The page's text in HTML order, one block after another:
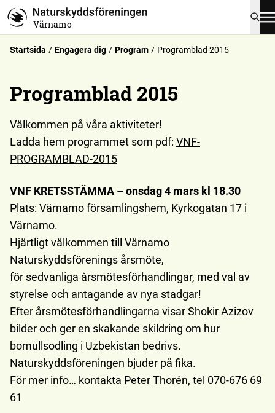
Värnamo
Startsida Engagera dig Program Programblad 2015
Programblad 2015
Välkommen på våra aktiviteter!
Ladda hem programmet som pdf: VNF-
PROGRAMBLAD-2015
VNF KRETSSTÄMMA – onsdag 4 mars kl 18.30
Plats: Värnamo församlingshem, Kyrkogatan 17 i
Värnamo.
Hjärtligt välkommen till Värnamo
Naturskyddsförenings årsmöte,
för sedvanliga årsmötesförhandlingar, med val av
styrelse och antagande av nya stadgar!
Efter årsmötesförhandlingarna visar Shokir Azizov
bilder och ger en skakande skildring om hur
bomullsodling i Uzbekistan bedrivs.
Naturskyddsföreningen bjuder på fika.
För mer info… kontakta Peter Thorén, tel 070-676 69
61